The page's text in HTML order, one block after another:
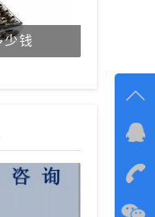
少钱
在线